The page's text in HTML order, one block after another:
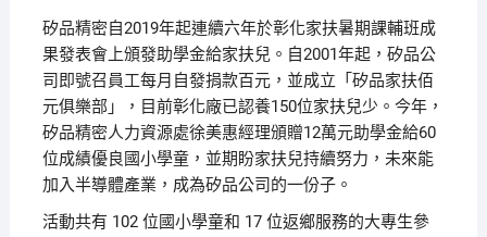
矽品精密自2019年起連續六年於彰化家扶暑期課輔班成
果發表會上頒發助學金給家扶兒。自2001年起，矽品公
司即號召員工每月自發捐款百元，並成立「矽品家扶佰
元俱樂部」，目前彰化廠已認養150位家扶兒少。今年，
矽品精密人力資源處徐美惠經理頒贈12萬元助學金給60
位成績優良國小學童，並期盼家扶兒持續努力，未來能
加入半導體產業，成為矽品公司的一份子。
活動共有 102 位國小學童和 17 位返鄉服務的大專生參